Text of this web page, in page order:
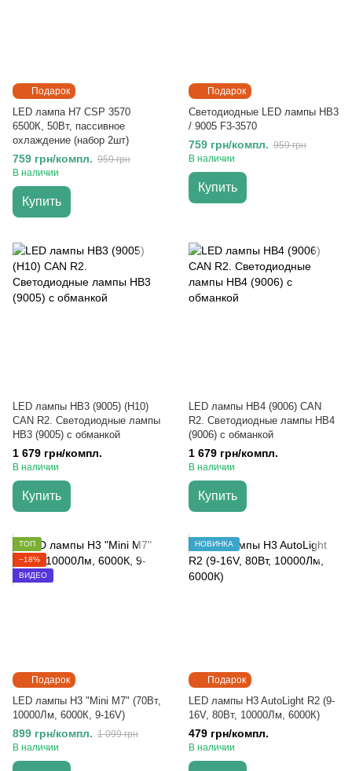
Подарок
LED лампа H7 CSP 3570
6500К, 50Вт, пассивное
охлаждение (набор 2шт)
759 грн/компл. 959 грн
В наличии
Купить
Подарок
Светодиодные LED лампы HB3
/ 9005 F3-3570
759 грн/компл. 959 грн
В наличии
Купить
LED лампы HB3 (9005) (H10)
CAN R2. Светодиодные лампы
HB3 (9005) с обманкой
1 679 грн/компл.
В наличии
Купить
LED лампы HB4 (9006) CAN
R2. Светодиодные лампы HB4
(9006) с обманкой
1 679 грн/компл.
В наличии
Купить
Подарок
ТОП
−18%
ВИДЕО
LED лампы H3 "Mini M7" (70Вт,
10000Лм, 6000К, 9-16V)
899 грн/компл. 1 099 грн
В наличии
Подарок
НОВИНКА
LED лампы H3 AutoLight R2 (9-
16V, 80Вт, 10000Лм, 6000К)
479 грн/компл.
В наличии